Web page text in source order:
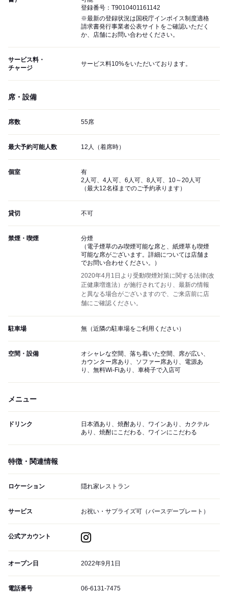
登録番号：T9010401161142
※最新の登録状況は国税庁インボイス制度適格
請求書発行事業者公表サイトをご確認いただく
か、店舗にお問い合わせください。
サービス料・
チャージ
サービス料10%をいただいております。
席・設備
席数 55席
最大予約可能人数 12人（着席時）
個室
有
2人可、4人可、6人可、8人可、10～20人可
（最大12名様までのご予約承ります）
貸切 不可
禁煙・喫煙
分煙
（電子煙草のみ喫煙可能な席と、紙煙草も喫煙
可能な席がございます。詳細については店舗ま
でお問い合わせください。）
2020年4月1日より受動喫煙対策に関する法律(改
正健康増進法）が施行されており、最新の情報
と異なる場合がございますので、ご来店前に店
舗にご確認ください。
駐車場 無（近隣の駐車場をご利用ください）
空間・設備
オシャレな空間、落ち着いた空間、席が広い、
カウンター席あり、ソファー席あり、電源あ
り、無料Wi-Fiあり、車椅子で入店可
メニュー
ドリンク
日本酒あり、焼酎あり、ワインあり、カクテル
あり、焼酎にこだわる、ワインにこだわる
特徴・関連情報
ロケーション 隠れ家レストラン
サービス お祝い・サプライズ可（バースデープレート）
公式アカウント
オープン日 2022年9月1日
電話番号 06-6131-7475